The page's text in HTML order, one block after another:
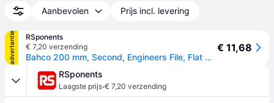
Aanbevolen Prijs incl. levering
advertentie
RSponents
€ 7,20 verzending
Bahco 200 mm, Second, Engineers File, Flat Handle Included
€ 11,68
RSponents
Laagste prijs·€ 7,20 verzending